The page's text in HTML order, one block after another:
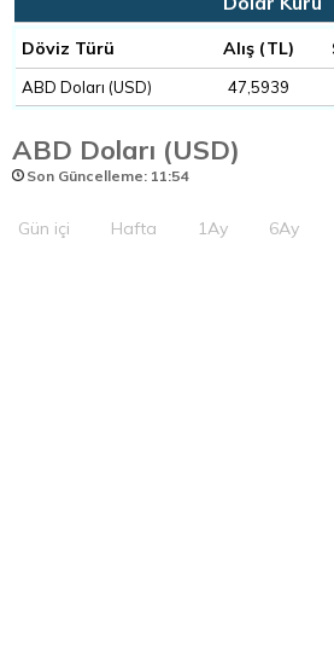
Döviz Türü Alış (TL)
ABD Doları (USD) 47,5939
ABD Doları (USD)
Son Güncelleme: 11:54
Gün içi Hafta 1Ay 6Ay